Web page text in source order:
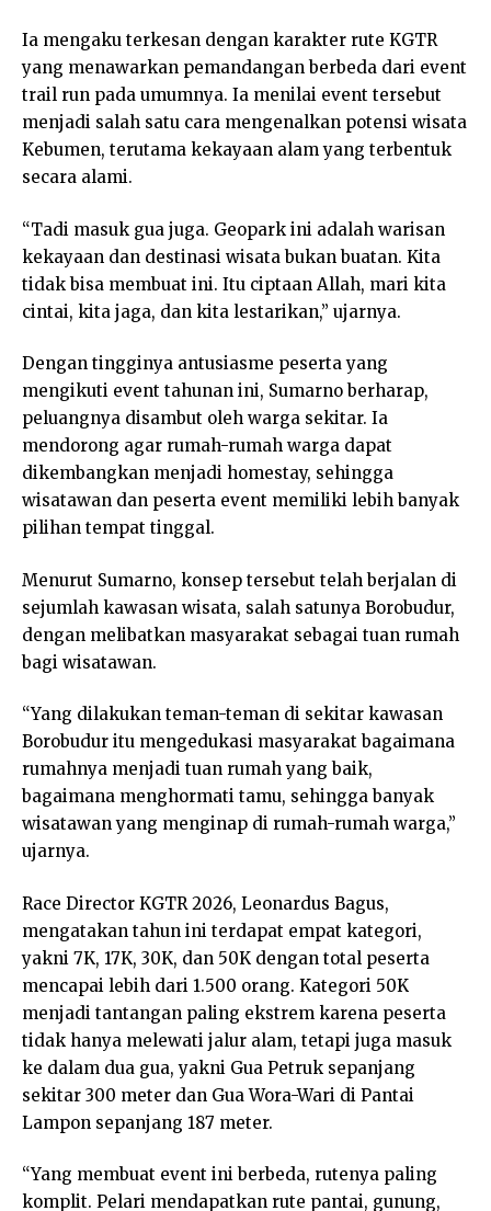
Ia mengaku terkesan dengan karakter rute KGTR
yang menawarkan pemandangan berbeda dari event
trail run pada umumnya. Ia menilai event tersebut
menjadi salah satu cara mengenalkan potensi wisata
Kebumen, terutama kekayaan alam yang terbentuk
secara alami.
“Tadi masuk gua juga. Geopark ini adalah warisan
kekayaan dan destinasi wisata bukan buatan. Kita
tidak bisa membuat ini. Itu ciptaan Allah, mari kita
cintai, kita jaga, dan kita lestarikan,” ujarnya.
Dengan tingginya antusiasme peserta yang
mengikuti event tahunan ini, Sumarno berharap,
peluangnya disambut oleh warga sekitar. Ia
mendorong agar rumah-rumah warga dapat
dikembangkan menjadi homestay, sehingga
wisatawan dan peserta event memiliki lebih banyak
pilihan tempat tinggal.
Menurut Sumarno, konsep tersebut telah berjalan di
sejumlah kawasan wisata, salah satunya Borobudur,
dengan melibatkan masyarakat sebagai tuan rumah
bagi wisatawan.
“Yang dilakukan teman-teman di sekitar kawasan
Borobudur itu mengedukasi masyarakat bagaimana
rumahnya menjadi tuan rumah yang baik,
bagaimana menghormati tamu, sehingga banyak
wisatawan yang menginap di rumah-rumah warga,”
ujarnya.
Race Director KGTR 2026, Leonardus Bagus,
mengatakan tahun ini terdapat empat kategori,
yakni 7K, 17K, 30K, dan 50K dengan total peserta
mencapai lebih dari 1.500 orang. Kategori 50K
menjadi tantangan paling ekstrem karena peserta
tidak hanya melewati jalur alam, tetapi juga masuk
ke dalam dua gua, yakni Gua Petruk sepanjang
sekitar 300 meter dan Gua Wora-Wari di Pantai
Lampon sepanjang 187 meter.
“Yang membuat event ini berbeda, rutenya paling
komplit. Pelari mendapatkan rute pantai, gunung,